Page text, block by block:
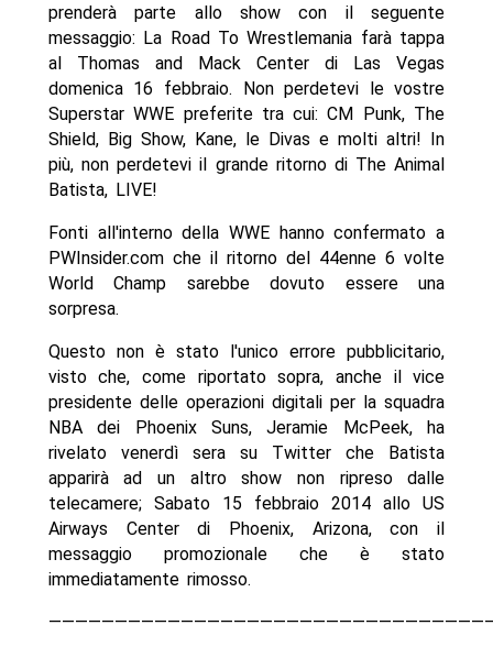
prenderà parte allo show con il seguente
messaggio: La Road To Wrestlemania farà tappa
al Thomas and Mack Center di Las Vegas
domenica 16 febbraio. Non perdetevi le vostre
Superstar WWE preferite tra cui: CM Punk, The
Shield, Big Show, Kane, le Divas e molti altri! In
più, non perdetevi il grande ritorno di The Animal
Batista, LIVE!
Fonti all'interno della WWE hanno confermato a
PWInsider.com che il ritorno del 44enne 6 volte
World Champ sarebbe dovuto essere una
sorpresa.
Questo non è stato l'unico errore pubblicitario,
visto che, come riportato sopra, anche il vice
presidente delle operazioni digitali per la squadra
NBA dei Phoenix Suns, Jeramie McPeek, ha
rivelato venerdì sera su Twitter che Batista
apparirà ad un altro show non ripreso dalle
telecamere; Sabato 15 febbraio 2014 allo US
Airways Center di Phoenix, Arizona, con il
messaggio promozionale che è stato
immediatamente rimosso.